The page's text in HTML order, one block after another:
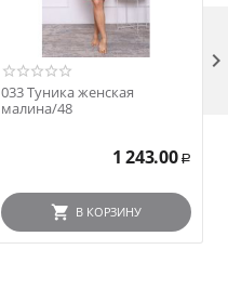
033 Туника женская
малина/48
1 243.00 Р
В КОРЗИНУ
